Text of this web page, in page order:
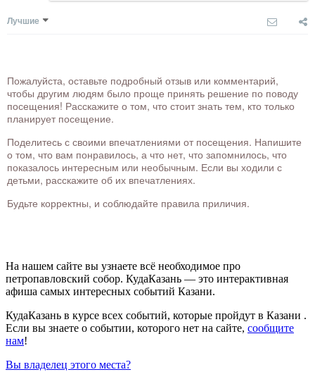
Лучшие
Пожалуйста, оставьте подробный отзыв или комментарий,
чтобы другим людям было проще принять решение по поводу
посещения! Расскажите о том, что стоит знать тем, кто только
планирует посещение.
Поделитесь с своими впечатлениями от посещения. Напишите
о том, что вам понравилось, а что нет, что запомнилось, что
показалось интересным или необычным. Если вы ходили с
детьми, расскажите об их впечатлениях.
Будьте корректны, и соблюдайте правила приличия.
На нашем сайте вы узнаете всё необходимое про
петропавловский собор. КудаКазань — это интерактивная
афиша самых интересных событий Казани.
КудаКазань в курсе всех событий, которые пройдут в Казани .
Если вы знаете о событии, которого нет на сайте, сообщите
нам!
Вы владелец этого места?